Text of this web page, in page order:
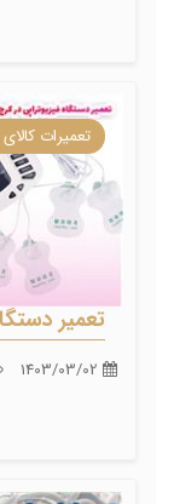
تعمیرات
تعمیر